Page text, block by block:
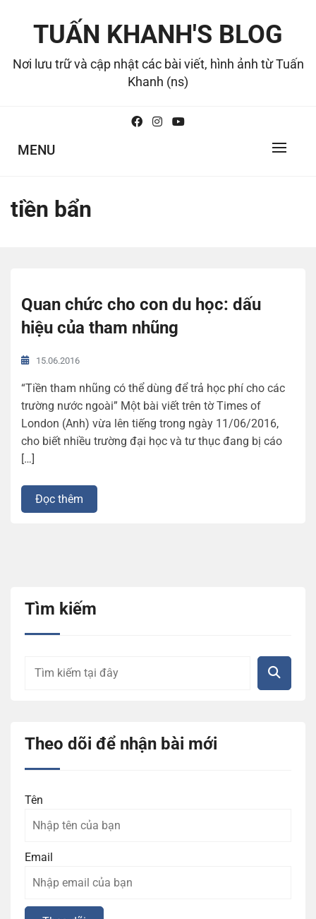
TUẤN KHANH'S BLOG
Nơi lưu trữ và cập nhật các bài viết, hình ảnh từ Tuấn
Khanh (ns)
MENU
tiền bẩn
Quan chức cho con du học: dấu
hiệu của tham nhũng
15.06.2016
“Tiền tham nhũng có thể dùng để trả học phí cho các
trường nước ngoài” Một bài viết trên tờ Times of
London (Anh) vừa lên tiếng trong ngày 11/06/2016,
cho biết nhiều trường đại học và tư thục đang bị cáo
[…]
Đọc thêm
Tìm kiếm
Theo dõi để nhận bài mới
Tên
Email